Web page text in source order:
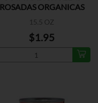
ROSADAS ORGANICAS
15.5 OZ
$1.95